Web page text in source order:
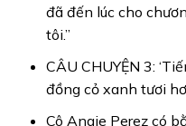
đã đến lúc cho
tôi.”
CÂU CHUYỆN 3:
đồng cỏ xanh tươi
Cô Angie Perez có